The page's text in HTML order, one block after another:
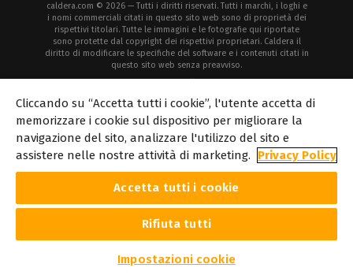
caldera.com © 2026 — Tutti i diritti riservati. Tutti i marchi, i loghi e
i nomi commerciali citati in questo sito web sono di proprietà dei
rispettivi titolari. Tutte le immagini e le fotografie qui riportate
sono protette dal copyright dei rispettivi proprietari. Caldera il
diritto di modificare le specifiche del software e i contenuti citati in
questo sito web senza preavviso.
Informativa sui
Informativa sulla
Avviso
Diritti
Cliccando su “Accetta tutti i cookie”, l'utente accetta di
memorizzare i cookie sul dispositivo per migliorare la
navigazione del sito, analizzare l'utilizzo del sito e
assistere nelle nostre attività di marketing.
Privacy Policy
Accetta tutti i cookie
Rifiuta tutti
Impostazioni cookie